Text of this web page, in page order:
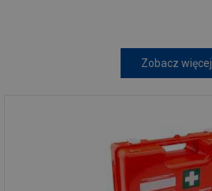
Zobacz więcej